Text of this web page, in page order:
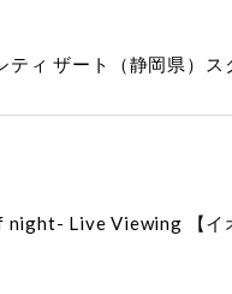
ィ ザート（静岡県）ス
Live Viewing 【イ